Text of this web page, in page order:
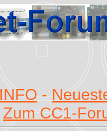
INFO -
Zum CC1-